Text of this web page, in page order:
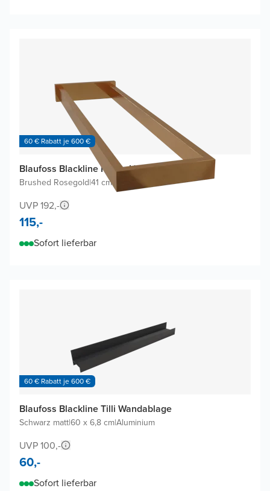
60 € Rabatt je 600 €
Blaufoss Blackline Noma Handtuchhalter
Brushed Rosegold|41 cm| Doppel
UVP 192,-
115,-
Sofort lieferbar
60 € Rabatt je 600 €
Blaufoss Blackline Tilli Wandablage
Schwarz matt|60 x 6,8 cm|Aluminium
UVP 100,-
60,-
Sofort lieferbar